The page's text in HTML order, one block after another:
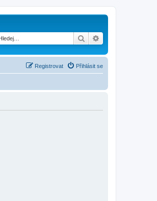
Hledat
Přihlásit se
Registrovat